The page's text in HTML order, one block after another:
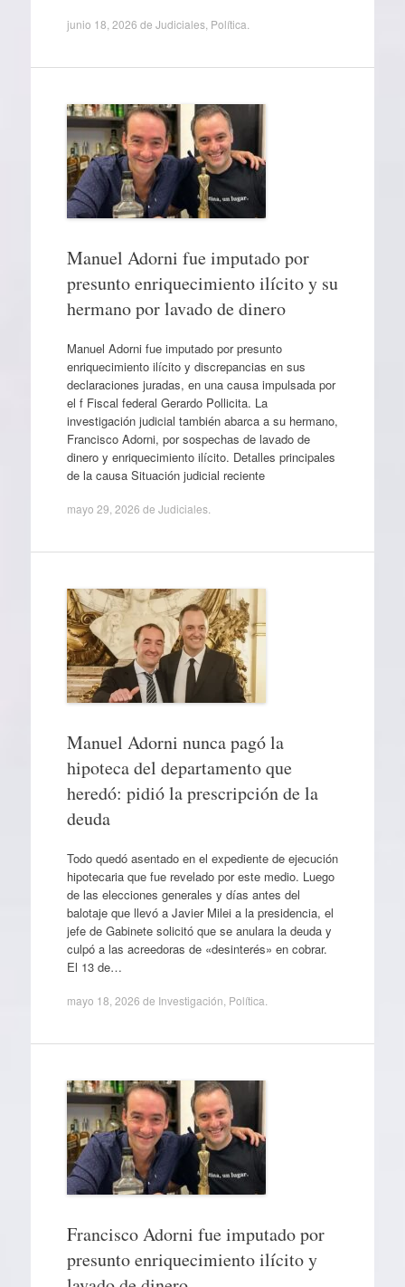
junio 18, 2026 de Judiciales, Política
Manuel Adorni fue imputado por
presunto enriquecimiento ilícito y su
hermano por lavado de dinero
Manuel Adorni fue imputado por presunto
enriquecimiento ilícito y discrepancias en sus
declaraciones juradas, en una causa impulsada por
el f Fiscal federal Gerardo Pollicita. La
investigación judicial también abarca a su hermano,
Francisco Adorni, por sospechas de lavado de
dinero y enriquecimiento ilícito. Detalles principales
de la causa Situación judicial reciente
mayo 29, 2026 de Judiciales.
Manuel Adorni nunca pagó la
hipoteca del departamento que
heredó: pidió la prescripción de la
deuda
Todo quedó asentado en el expediente de ejecución
hipotecaria que fue revelado por este medio. Luego
de las elecciones generales y días antes del
balotaje que llevó a Javier Milei a la presidencia, el
jefe de Gabinete solicitó que se anulara la deuda y
culpó a las acreedoras de «desinterés» en cobrar.
El 13 de…
mayo 18, 2026 de Investigación Política
Francisco Adorni fue imputado por
presunto enriquecimiento ilícito y